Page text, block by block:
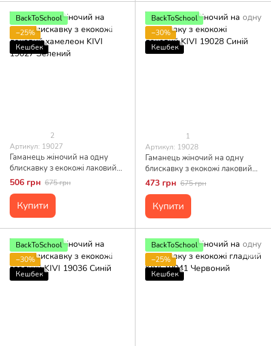
BackToSchool
−25%
Кешбек
2
Артикул: 19027
Гаманець жіночий на одну
блискавку з екокожі лаковий
хамелеон KIVI 19027 Зелений
506 грн 675 грн
Купити
BackToSchool
−30%
Кешбек
1
Артикул: 19028
Гаманець жіночий на одну
блискавку з екокожі лаковий
KIVI 19028 Синій
473 грн 675 грн
Купити
BackToSchool
−30%
Кешбек
BackToSchool
−25%
Кешбек